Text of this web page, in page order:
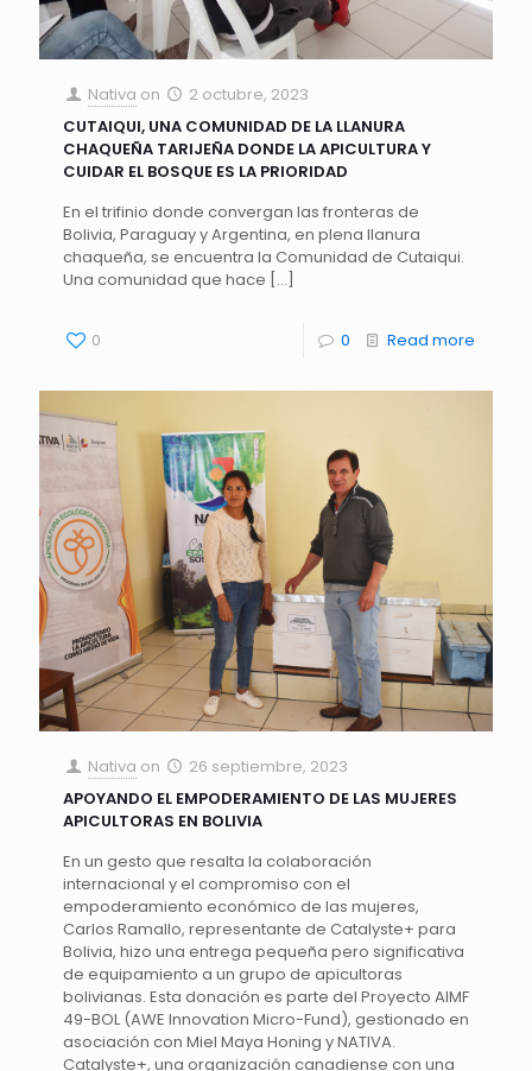
Nativa on
2 octubre, 2023
CUTAIQUI, UNA COMUNIDAD DE LA LLANURA
CHAQUEÑA TARIJEÑA DONDE LA APICULTURA Y
CUIDAR EL BOSQUE ES LA PRIORIDAD
En el trifinio donde convergan las fronteras de
Bolivia, Paraguay y Argentina, en plena llanura
chaqueña, se encuentra la Comunidad de Cutaiqui.
Una comunidad que hace […]
0 0 Read more
Nativa on
26 septiembre, 2023
APOYANDO EL EMPODERAMIENTO DE LAS MUJERES
APICULTORAS EN BOLIVIA
En un gesto que resalta la colaboración
internacional y el compromiso con el
empoderamiento económico de las mujeres,
Carlos Ramallo, representante de Catalyste+ para
Bolivia, hizo una entrega pequeña pero significativa
de equipamiento a un grupo de apicultoras
bolivianas. Esta donación es parte del Proyecto AIMF
49-BOL (AWE Innovation Micro-Fund), gestionado en
asociación con Miel Maya Honing y NATIVA.
Catalyste+, una organización canadiense con una